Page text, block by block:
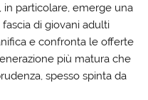
in particolare, emerge una
di giovani adulti
e confronta le offerte
più matura che
spesso spinta da